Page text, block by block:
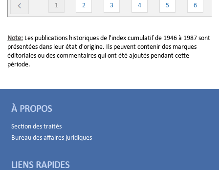
1 2 3 4 5 6
Note: Les publications historiques de l'index cumulatif de 1946 à 1987 sont
présentées dans leur état d'origine. Ils peuvent contenir des marques
éditoriales ou des commentaires qui ont été ajoutés pendant cette
période.
À PROPOS
Section des traités
Bureau des affaires juridiques
LIENS RAPIDES